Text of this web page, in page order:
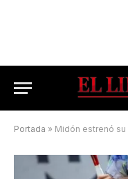
Portada » Midón estrenó